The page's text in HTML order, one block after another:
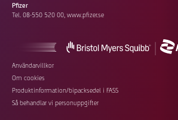
Pfizer
Tel. 08-550 520 00, www.pfizer.se
Footer
additional
links
Användarvillkor
Om cookies
Produktinformation/bipacksedel i FASS
Så behandlar vi personuppgifter